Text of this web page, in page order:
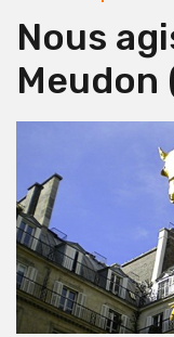
Nous
Meudon